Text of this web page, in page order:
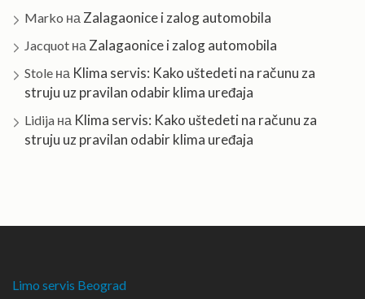
Marko на Zalagaonice i zalog automobila
Jacquot на Zalagaonice i zalog automobila
Stole на Klima servis: Kako uštedeti na računu za
struju uz pravilan odabir klima uređaja
Lidija на Klima servis: Kako uštedeti na računu za
struju uz pravilan odabir klima uređaja
Limo servis Beograd